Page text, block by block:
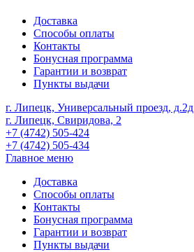
Доставка
Способы оплаты
Контакты
Бонусная программа
Гарантии и возврат
Пункты выдачи
г. Липецк, Универсальный проезд, д.2д
г. Липецк, Свиридова, 2
+7 (4742) 505-424
+7 (4742) 505-434
Главное меню
Доставка
Способы оплаты
Контакты
Бонусная программа
Гарантии и возврат
Пункты выдачи